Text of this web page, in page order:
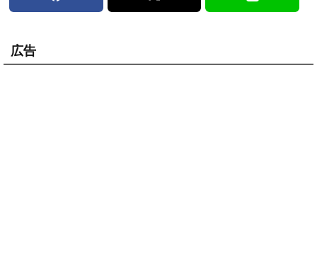
広告